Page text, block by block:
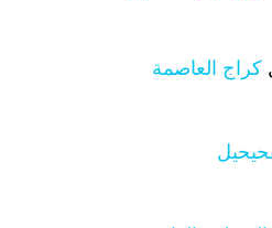
كراج العاصمة